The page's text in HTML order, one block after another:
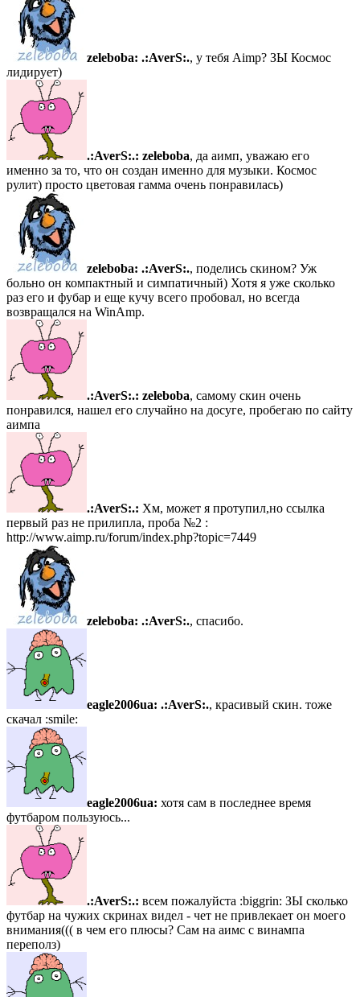
zeleboba: .:AverS:., у тебя Aimp? ЗЫ Космос
лидирует)
.:AverS:.: zeleboba, да аимп, уважаю его
именно за то, что он создан именно для музыки. Космос
рулит) просто цветовая гамма очень понравилась)
zeleboba: .:AverS:., поделись скином? Уж
больно он компактный и симпатичный) Хотя я уже сколько
раз его и фубар и еще кучу всего пробовал, но всегда
возвращался на WinAmp.
.:AverS:.: zeleboba, самому скин очень
понравился, нашел его случайно на досуге, пробегаю по сайту
аимпа
.:AverS:.: Хм, может я протупил,но ссылка
первый раз не прилипла, проба №2 :
http://www.aimp.ru/forum/index.php?topic=7449
zeleboba: .:AverS:., спасибо.
eagle2006ua: .:AverS:., красивый скин. тоже
скачал :smile:
eagle2006ua: хотя сам в последнее время
футбаром пользуюсь...
.:AverS:.: всем пожалуйста :biggrin: ЗЫ сколько
футбар на чужих скринах видел - чет не привлекает он моего
внимания((( в чем его плюсы? Сам на аимс с винампа
переполз)